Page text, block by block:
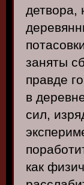
детвора,
заняты
правде
в
сил,
как